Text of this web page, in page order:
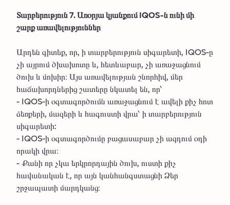
Տարբերություն 7. Առօրյա կյանքում IQOS-ն ունի մի
շարք առավելություններ
Արդեն գիտեք, որ, ի տարբերություն սիգարետի, IQOS-ը
չի այրում ծխախոտը և, հետևաբար, չի առաջացնում
ծուխ և մոխիր։ Այս առավելության շնորհիվ, մեր
հաճախորդներից շատերը նկատել են, որ՝
- IQOS-ի օգտագործումն առաջացնում է ավելի քիչ հոտ
ձեռքերի, մազերի և հագուստի վրա՝ ի տարբերություն
սիգարետի:
- IQOS-ի օգտագործումը բացասաբար չի ազդում օդի
որակի վրա։
- Քանի որ չկա երկրորդային ծուխ, ուստի քիչ
հավանական է, որ այն կանհանգստացնի Ձեր
շրջապատի մարդկանց։